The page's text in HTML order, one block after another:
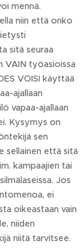
mennä.
niin että onko
sitä seuraa
VAIN työasioissa
VOISI käyttää
ajallaan
vapaa-ajallaan
Kysymys on
sen
sellainen että sitä
kampaajien tai
Jos
ei
oikeastaan vain
niiden
niitä tarvitsee.